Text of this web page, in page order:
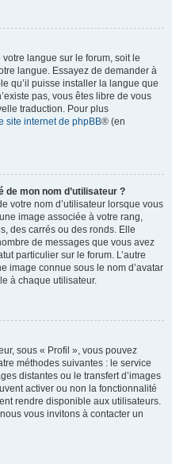
langue sur le forum, soit le
langue. Essayez de demander à
qu’il puisse installer la langue que
pas, vous êtes libre de vous
traduction. Pour plus
site internet de phpBB® (en
mon nom d’utilisateur ?
votre nom d’utilisateur lorsque vous
image associée à votre rang,
des carrés ou des ronds. Elle
de messages que vous avez
particulier sur le forum. L’autre
image connue sous le nom d’avatar
à chaque utilisateur.
sous « Profil », vous pouvez
méthodes suivantes : le service
distantes ou le transfert d’images
activer ou non la fonctionnalité
rendre disponible aux utilisateurs.
vous invitons à contacter un